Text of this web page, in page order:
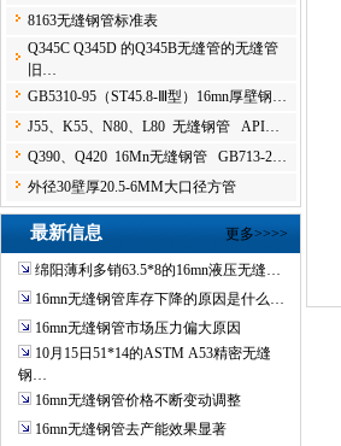
8163无缝钢管标准表
Q345C Q345D 的Q345B无缝管的无缝管
旧…
GB5310-95（ST45.8-Ⅲ型）16mn厚壁钢…
J55、K55、N80、L80 无缝钢管 API…
Q390、Q420 16Mn无缝钢管 GB713-2…
外径30壁厚20.5-6MM大口径方管
最新信息 更多>>>>
绵阳薄利多销63.5*8的16mn液压无缝…
16mn无缝钢管库存下降的原因是什么…
16mn无缝钢管市场压力偏大原因
10月15日51*14的ASTM A53精密无缝
钢…
16mn无缝钢管价格不断变动调整
16mn无缝钢管去产能效果显著